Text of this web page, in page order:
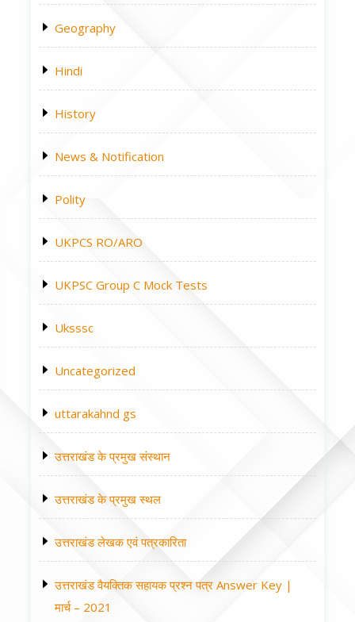
Geography
Hindi
History
News & Notification
Polity
UKPCS RO/ARO
UKPSC Group C Mock Tests
Uksssc
Uncategorized
uttarakahnd gs
उत्तराखंड के प्रमुख संस्थान
उत्तराखंड के प्रमुख स्थल
उत्तराखंड लेखक एवं पत्रकारिता
उत्तराखंड वैयक्तिक सहायक प्रश्न पत्र Answer Key |
मार्च – 2021